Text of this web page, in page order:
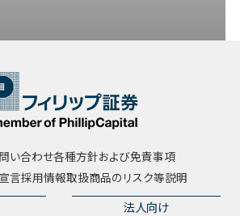
い合わせ各種方針および免責事項
言採用情報取扱商品のリスク等説明
法人向け